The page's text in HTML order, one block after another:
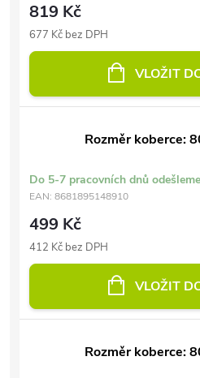
819 Kč
677 Kč bez DPH
VLOŽIT
Rozměr koberce:
Do 5-7 pracovních dnů odešleme
EAN: 8681895148910
499 Kč
412 Kč bez DPH
VLOŽIT
Rozměr koberce: